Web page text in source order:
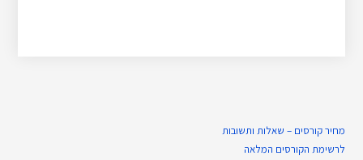
מחיר קורסים – שאלות ותשובות
לרשימת הקורסים המלאה